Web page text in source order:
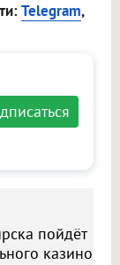
Telegram,
пойдёт
казино